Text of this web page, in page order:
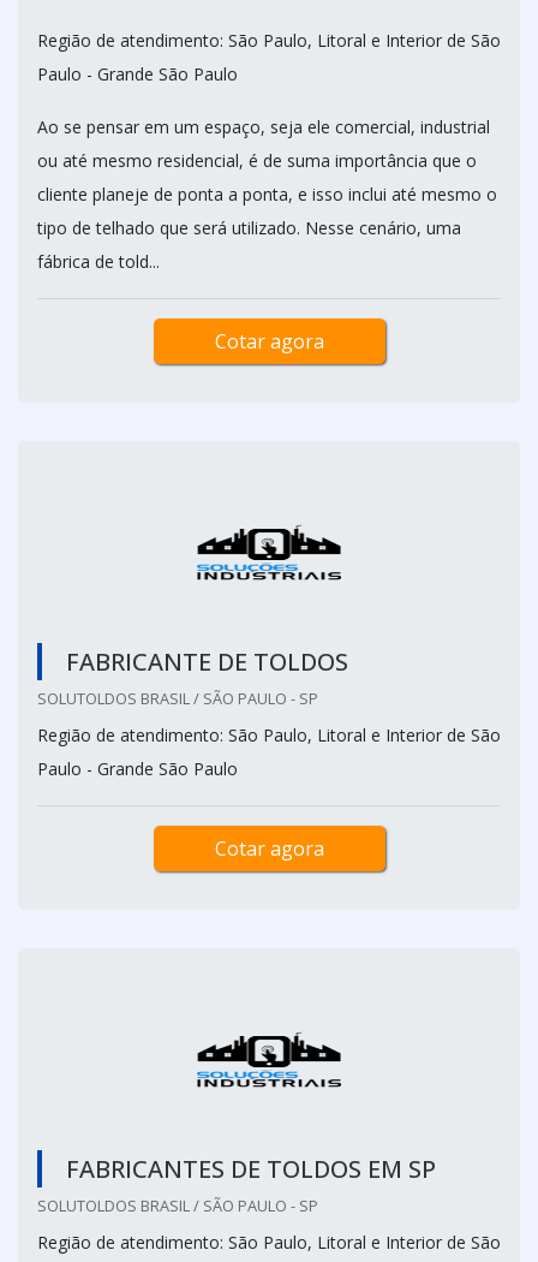
Região de atendimento: São Paulo, Litoral e Interior de São
Paulo - Grande São Paulo
Ao se pensar em um espaço, seja ele comercial, industrial
ou até mesmo residencial, é de suma importância que o
cliente planeje de ponta a ponta, e isso inclui até mesmo o
tipo de telhado que será utilizado. Nesse cenário, uma
fábrica de told...
Cotar agora
FABRICANTE DE TOLDOS
SOLUTOLDOS BRASIL / SÃO PAULO - SP
Região de atendimento: São Paulo, Litoral e Interior de São
Paulo - Grande São Paulo
Cotar agora
FABRICANTES DE TOLDOS EM SP
SOLUTOLDOS BRASIL / SÃO PAULO - SP
Região de atendimento: São Paulo, Litoral e Interior de São